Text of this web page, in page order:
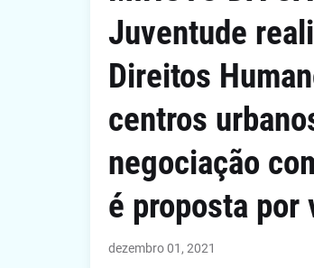
Juventude
Direitos
centros
negociação
é proposta por
dezembro 01, 2021